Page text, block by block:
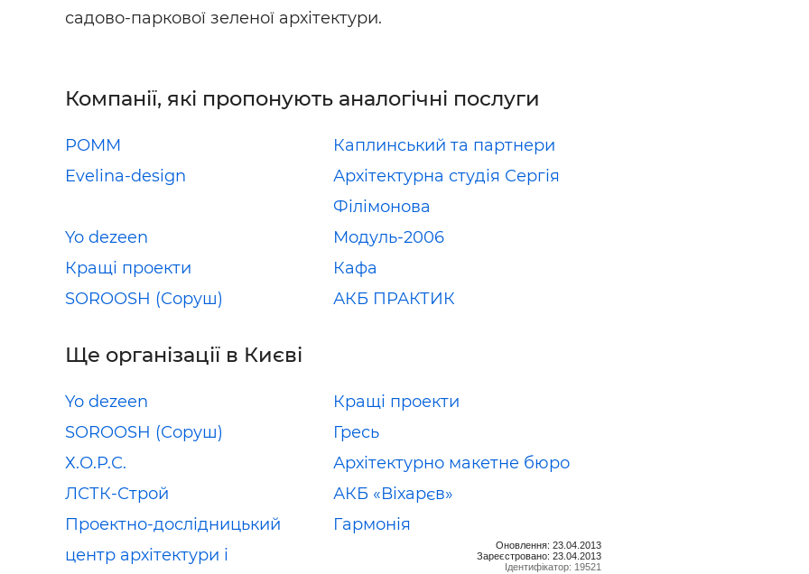
садово-паркової зеленої архітектури.
Компанії, які пропонують аналогічні послуги
РОММ
Каплинський та партнери
Evelina-design
Архітектурна студія Сергія
Філімонова
Yo dezeen
Модуль-2006
Кращі проекти
Кафа
SOROOSH (Соруш)
АКБ ПРАКТИК
Ще організації в Києві
Yo dezeen
Кращі проекти
SOROOSH (Соруш)
Гресь
Х.О.Р.С.
Архітектурно макетне бюро
ЛСТК-Строй
АКБ «Віхарєв»
Проектно-дослідницький
центр архітектури і
Гармонія
Оновлення: 23.04.2013
Зареєстровано: 23.04.2013
Ідентифікатор: 19521